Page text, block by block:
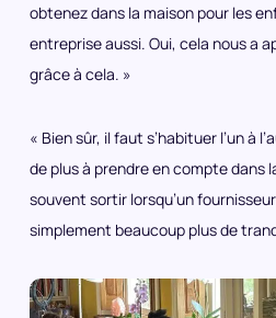
obtenez dans la maison pour les
entreprise aussi. Oui, cela nous a
grâce à cela. »
« Bien sûr, il faut s’habituer l’un à
de plus à prendre en compte dans
souvent sortir lorsqu’un
simplement beaucoup plus de